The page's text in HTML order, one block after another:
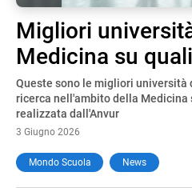
Migliori
Medicina su
Queste sono le migliori università
ricerca nell'ambito della
realizzata dall'Anvur
3 Giugno 2026
Mondo Scuola News